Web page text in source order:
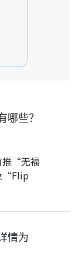
哪些？
推“无福
“Flip
情为